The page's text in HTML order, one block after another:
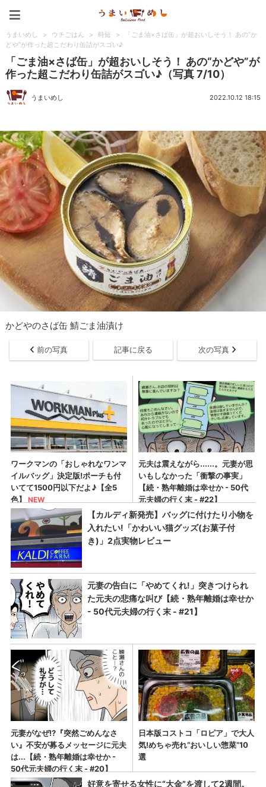
うまいめし > ウチごはん > 時短 >
「ごま油×さば缶」が超おいしそう！ あの“か
どや”が作った超こだわり缶詰がスゴい♪
「ごま油×さば缶」が超おいしそう！ あの“かどや”が
作った超こだわり缶詰がスゴい♪（写真 7/10）
うまいめし 2022.10.12 18:15
かどやのさば缶 鯖ごま油漬け
前の写真 記事に戻る 次の写真